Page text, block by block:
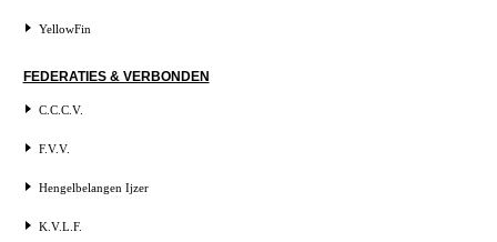
YellowFin
FEDERATIES & VERBONDEN
C.C.C.V.
F.V.V.
Hengelbelangen Ijzer
K.V.L.F.